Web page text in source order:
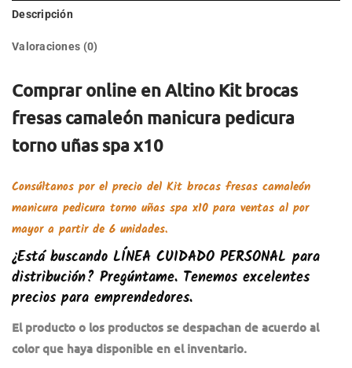
Descripción
Valoraciones (0)
Comprar online en Altino Kit brocas
fresas camaleón manicura pedicura
torno uñas spa x10
Consúltanos por el precio del Kit brocas fresas camaleón
manicura pedicura torno uñas spa x10 para ventas al por
mayor a partir de 6 unidades.
¿Está buscando LÍNEA CUIDADO PERSONAL para
distribución? Pregúntame. Tenemos excelentes
precios para emprendedores.
El producto o los productos se despachan de acuerdo al
color que haya disponible en el inventario.